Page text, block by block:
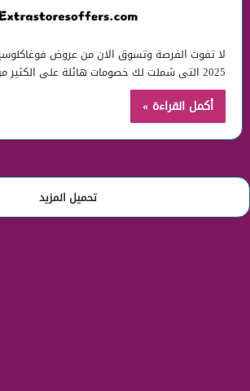
لا تفوت الفرصة وتسوق الان من عروض
2025 التى شملت لك خصومات هائلة على الكثير من منتجات…
أكمل القراءة »
تحميل المزيد